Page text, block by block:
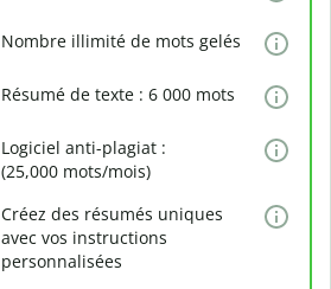
Nombre illimité de mots gelés
Résumé de texte : 6 000 mots
Logiciel anti-plagiat :
(25,000 mots/mois)
Créez des résumés uniques
avec vos instructions
personnalisées